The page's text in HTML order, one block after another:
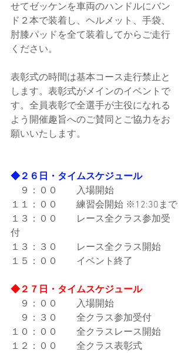
せてゼッケンを車両のハンドルにバン
ド２本で装着し、ヘルメット、手袋、
肘膝パッドを全て装着してからご走行
ください。
表彰式の時間は基本コース走行禁止と
します。表彰式がメインのイベントで
す。全員表彰で全選手が主役になれる
よう開催趣旨へのご賛同とご協力をお
願いいたします。
◆２６日・タイムスケジュール
９：００　　入場開始
１１：００　　練習会開始 ※12:30まで
１３：００　　レース全クラス参加受
付
１３：３０　　レース全クラス開始
１５：００　　イベント終了
◆２７日・タイムスケジュール
９：００　　入場開始
９：３０　　全クラス参加受付
１０：００　　全クラスレース開始
１２：００　　全クラス表彰式